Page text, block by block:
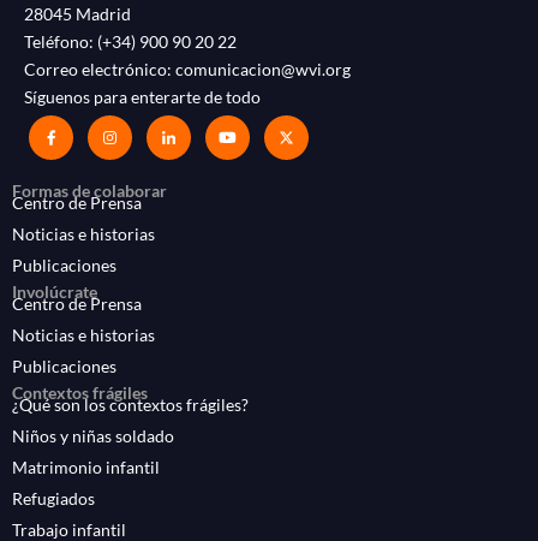
28045 Madrid
Teléfono: (+34) 900 90 20 22
Correo electrónico: comunicacion@wvi.org
Síguenos para enterarte de todo
Formas de colaborar
Centro de Prensa
Noticias e historias
Publicaciones
Involúcrate
Centro de Prensa
Noticias e historias
Publicaciones
Contextos frágiles
¿Qué son los contextos frágiles?
Niños y niñas soldado
Matrimonio infantil
Refugiados
Trabajo infantil